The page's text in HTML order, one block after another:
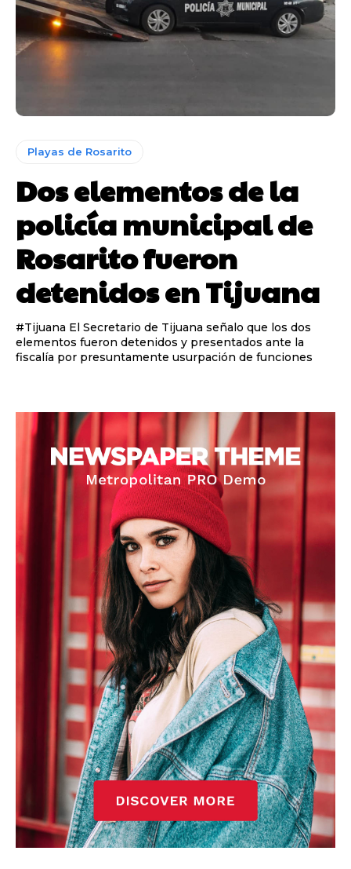
Playas de Rosarito
Dos elementos de la
policía municipal de
Rosarito fueron
detenidos en Tijuana
#Tijuana El Secretario de Tijuana señalo que los dos
elementos fueron detenidos y presentados ante la
fiscalía por presuntamente usurpación de funciones